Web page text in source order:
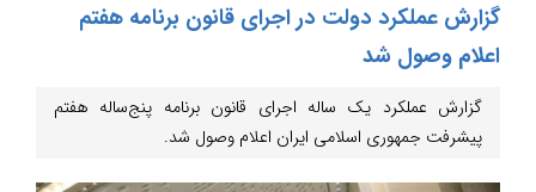
گزارش عملکرد دولت در اجرای قانون برنامه هفتم
اعلام وصول شد
گزارش عملکرد یک ساله اجرای قانون برنامه پنج‌ساله هفتم
پیشرفت جمهوری اسلامی ایران اعلام وصول شد.